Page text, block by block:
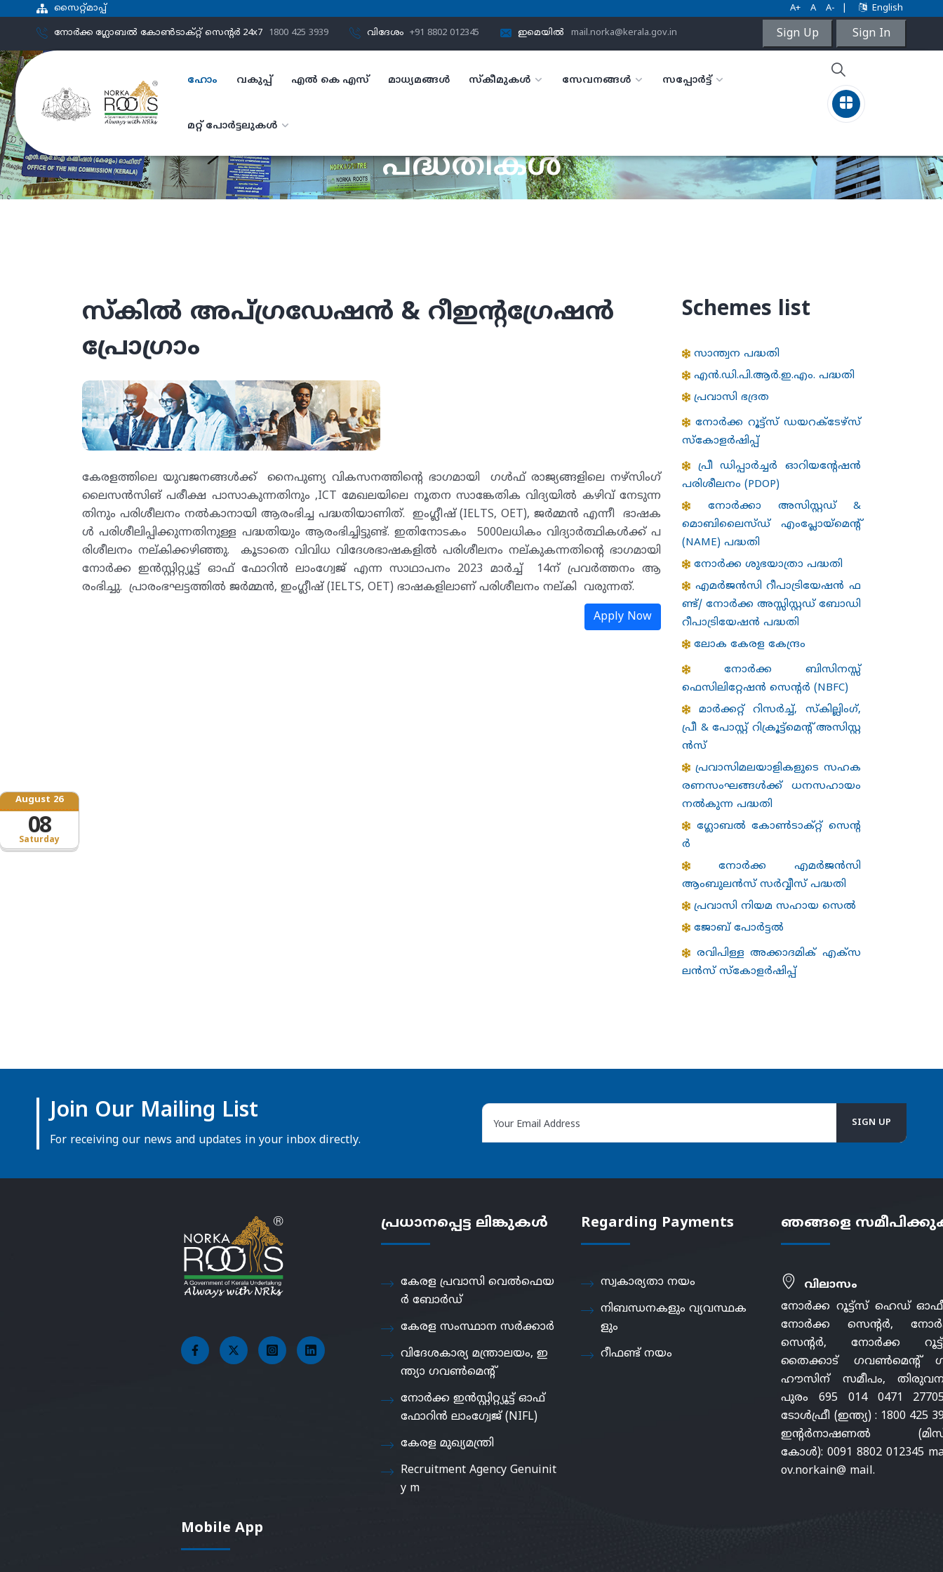
സൈറ്റ്മാപ്പ് A+ A A- English
നോർക്ക ഗ്ലോബൽ കോൺടാക്റ്റ് സെന്‍റര്‍ 24x7 1800 425 3939 വിദേശം +91 8802 012345 ഇമെയിൽ mail.norka@kerala.gov.in Sign Up Sign In
ഹോം വകുപ്പ് എൽ കെ എസ് മാധ്യമങ്ങൾ സ്കീമുകൾ സേവനങ്ങൾ സപ്പോർട്ട്
മറ്റ് പോർട്ടലുകൾ
Saturday
August 26
08
പദ്ധതികൾ
സ്കിൽ അപ്ഗ്രഡേഷൻ & റീഇന്റഗ്രേഷൻ
പ്രോഗ്രാം
കേരളത്തിലെ യുവജനങ്ങൾക്ക് നൈപുണ്യ വികസനത്തിന്റെ ഭാഗമായി ഗൾഫ് രാജ്യങ്ങളിലെ നഴ്സിംഗ്
ലൈസൻസിങ് പരീക്ഷ പാസാകുന്നതിനും ,ICT മേഖലയിലെ നൂതന സാങ്കേതിക വിദ്യയിൽ കഴിവ് നേടുന്ന
തിനും പരിശീലനം നൽകാനായി ആരംഭിച്ച പദ്ധതിയാണിത്. ഇംഗ്ലീഷ് (IELTS, OET), ജർമ്മൻ എന്നീ ഭാഷക
ൾ പരിശീലിപ്പിക്കുന്നതിനുള്ള പദ്ധതിയും ആരംഭിച്ചിട്ടുണ്ട്. ഇതിനോടകം 5000ലധികം വിദ്യാർത്ഥികൾക്ക് പ
രിശീലനം നല്കിക്കഴിഞ്ഞു. കൂടാതെ വിവിധ വിദേശഭാഷകളില്‍ പരിശീലനം നല്കുകന്നതിന്റെ ഭാഗമായി
നോർക്ക ഇൻസ്റ്റിറ്റ്യൂട്ട് ഓഫ് ഫോറിന്‍ ലാംഗ്വേജ് എന്ന സാഥാപനം 2023 മാർച്ച് 14ന് പ്രവർത്തനം ആ
രംഭിച്ചു. പ്രാരംഭഘട്ടത്തില്‍ ജര്‍മ്മന്‍, ഇംഗ്ലീഷ് (IELTS, OET) ഭാഷകളിലാണ് പരിശീലനം നല്കി വരുന്നത്.
Apply Now
Schemes list
സാന്ത്വന പദ്ധതി
എന്‍.ഡി.പി.ആര്‍.ഇ.എം. പദ്ധതി
പ്രവാസി ഭദ്രത
നോർക്ക റൂട്ട്സ് ഡയറക്ടേഴ്‌സ്
സ്കോളർഷിപ്പ്
പ്രീ ഡിപ്പാർച്ചർ ഓറിയന്റേഷൻ
പരിശീലനം (PDOP)
നോർക്കാ അസിസ്റ്റഡ് &
മൊബിലൈസ്ഡ് എംപ്ലോയ്‌മെന്റ്
(NAME) പദ്ധതി
നോര്‍ക്ക ശുഭയാത്രാ പദ്ധതി
എമർജൻസി റീപാട്രിയേഷൻ ഫ
ണ്ട്/ നോർക്ക അസ്സിസ്റ്റഡ് ബോഡി
റീപാട്രിയേഷൻ പദ്ധതി
ലോക കേരള കേന്ദ്രം
നോർക്ക ബിസിനസ്സ്
ഫെസിലിറ്റേഷൻ സെന്റർ (NBFC)
മാർക്കറ്റ് റിസർച്ച്, സ്കില്ലിംഗ്,
പ്രീ & പോസ്റ്റ് റിക്രൂട്ട്‌മെൻ്റ് അസിസ്റ്റ
ൻസ്
പ്രവാസിമലയാളികളുടെ സഹക
രണസംഘങ്ങള്‍ക്ക് ധനസഹായം
നല്‍കുന്ന പദ്ധതി
ഗ്ലോബൽ കോൺടാക്റ്റ് സെന്റ
ർ
നോർക്ക എമർജൻസി
ആംബുലൻസ് സർവ്വീസ് പദ്ധതി
പ്രവാസി നിയമ സഹായ സെൽ
ജോബ് പോർട്ടൽ
രവിപിള്ള അക്കാദമിക് എക്സ
ലന്‍സ് സ്കോളര്‍ഷിപ്പ്
Join Our Mailing List
For receiving our news and updates in your inbox directly.
പ്രധാനപ്പെട്ട ലിങ്കുകൾ
കേരള പ്രവാസി വെൽഫെയ
ർ ബോർഡ്
കേരള സംസ്ഥാന സർക്കാർ
വിദേശകാര്യ മന്ത്രാലയം, ഇ
ന്ത്യാ ഗവൺമെൻ്റ്
നോർക്ക ഇൻസ്റ്റിറ്റ്യൂട്ട് ഓഫ്
ഫോറിൻ ലാംഗ്വേജ് (NIFL)
കേരള മുഖ്യമന്ത്രി
Recruitment Agency Genuinit
y m
Regarding Payments
സ്വകാര്യതാ നയം
നിബന്ധനകളും വ്യവസ്ഥക
ളും
റീഫണ്ട് നയം
ഞങ്ങളെ
വിലാസം
നോർക്ക റൂട്ട്സ് ഹെഡ്
നോർക്ക സെന്റർ,
സെന്റർ, നോർക്ക
തൈക്കാട് ഗവൺമെന്റ്
ഹൗസിന് സമീപം,
പുരം 695 014 0471
ടോൾഫ്രീ (ഇന്ത്യ) : 1800 425
ഇന്റർനാഷണൽ
കോൾ): 0091 8802 012345
ov.norkain@ mail.
Mobile App